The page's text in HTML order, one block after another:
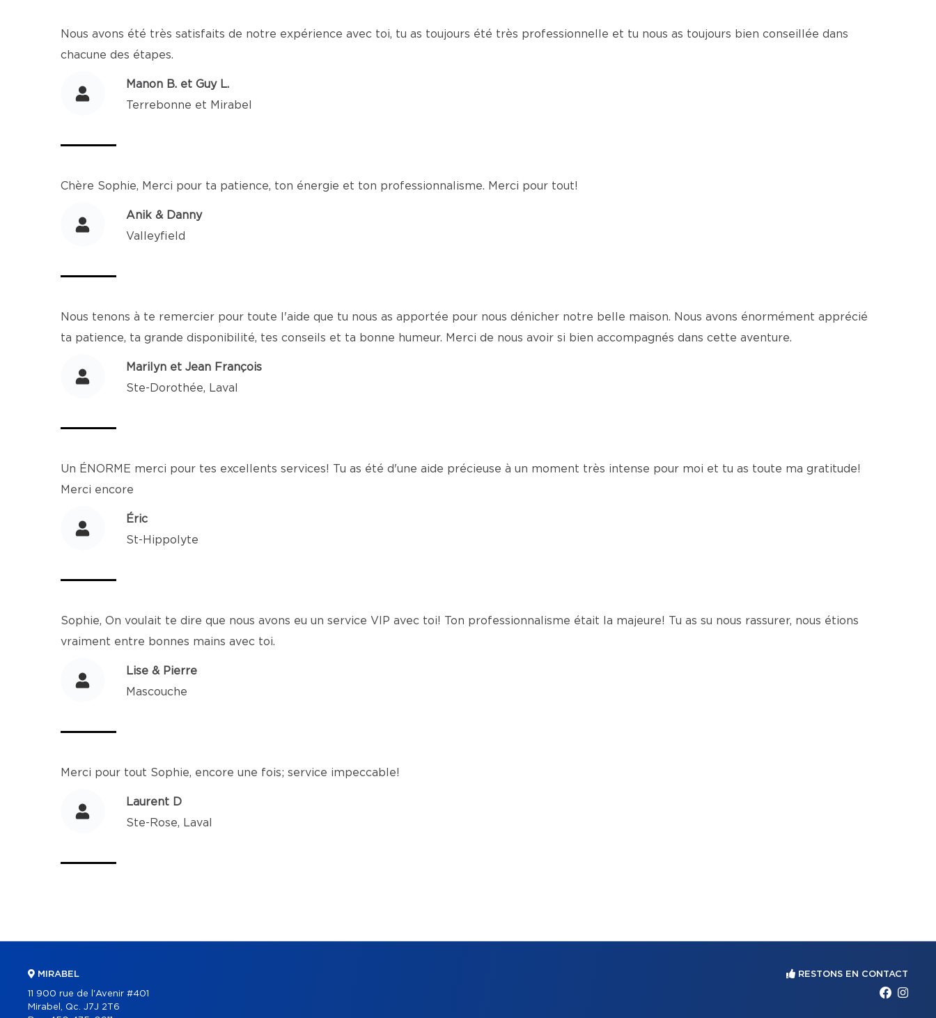
Nous avons été très satisfaits de notre expérience avec toi, tu as toujours été très professionnelle et tu nous as toujours bien conseillée dans
chacune des étapes.
Manon B. et Guy L.
Terrebonne et Mirabel
Chère Sophie, Merci pour ta patience, ton énergie et ton professionnalisme. Merci pour tout!
Anik & Danny
Valleyfield
Nous tenons à te remercier pour toute l'aide que tu nous as apportée pour nous dénicher notre belle maison. Nous avons énormément apprécié
ta patience, ta grande disponibilité, tes conseils et ta bonne humeur. Merci de nous avoir si bien accompagnés dans cette aventure.
Marilyn et Jean François
Ste-Dorothée, Laval
Un ÉNORME merci pour tes excellents services! Tu as été d'une aide précieuse à un moment très intense pour moi et tu as toute ma gratitude!
Merci encore
Éric
St-Hippolyte
Sophie, On voulait te dire que nous avons eu un service VIP avec toi! Ton professionnalisme était la majeure! Tu as su nous rassurer, nous étions
vraiment entre bonnes mains avec toi.
Lise & Pierre
Mascouche
Merci pour tout Sophie, encore une fois; service impeccable!
Laurent D
Ste-Rose, Laval
MIRABEL
11 900 rue de l'Avenir #401
Mirabel, Qc. J7J 2T6
RESTONS EN CONTACT